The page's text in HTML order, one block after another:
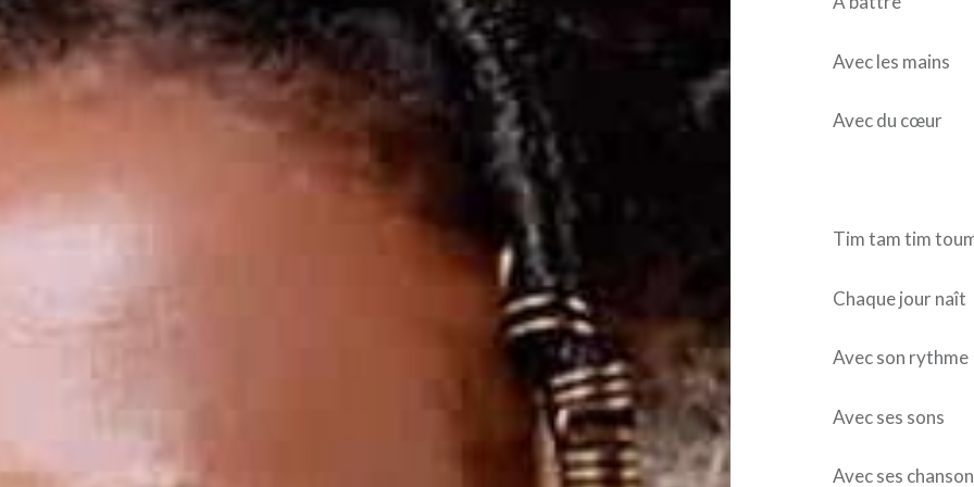
Avec les mains
Avec du cœur
Tim tam tim
Chaque jour naît
Avec son rythme
Avec ses sons
Avec ses